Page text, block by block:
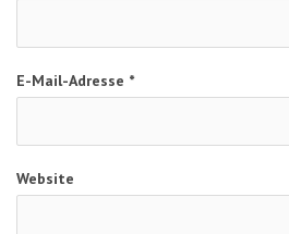
E-Mail-Adresse *
Website